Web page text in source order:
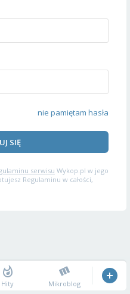
nie pamiętam hasła
SIĘ
serwisu Wykop.pl w jego
Regulaminu w całości,
Hity Mikroblog